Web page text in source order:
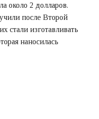
около 2 долларов.
после Второй
стали изготавливать
наносилась